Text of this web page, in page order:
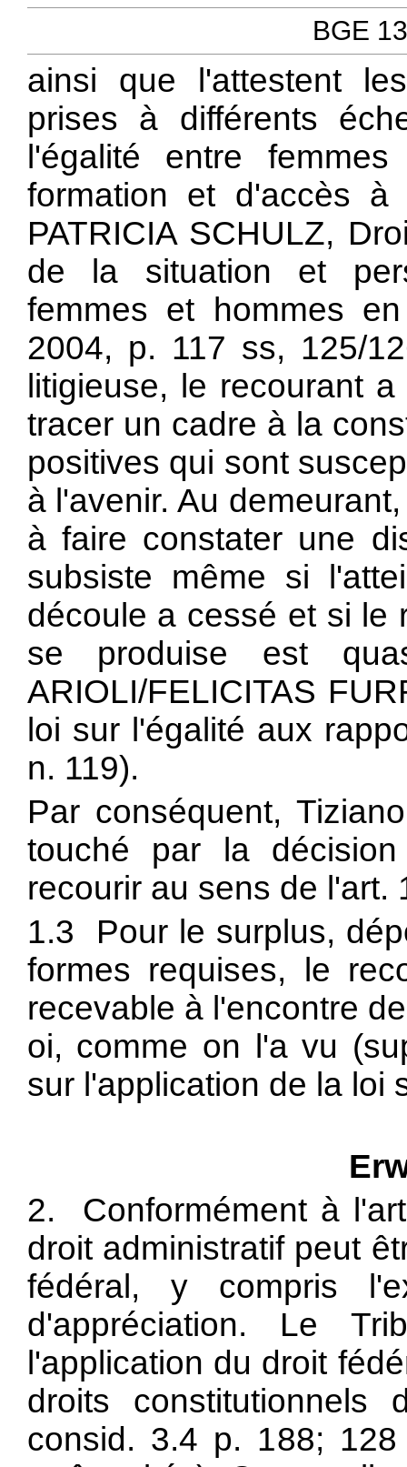
BGE
ainsi que l'attestent
prises à différents
l'égalité entre
formation et d'accès à
PATRICIA SCHULZ,
de la situation et
femmes et hommes
2004, p. 117 ss, 125/
litigieuse, le recourant
tracer un cadre à la
positives qui sont
à l'avenir. Au
à faire constater une
subsiste même si
découle a cessé et si le
se produise est
ARIOLI/FELICITAS
loi sur l'égalité aux
n. 119).
Par conséquent,
touché par la
recourir au sens de l'art.
1.3 Pour le surplus,
formes requises, le
recevable à l'encontre
oi, comme on l'a vu
sur l'application de la loi
2. Conformément à
droit administratif peut
fédéral, y compris
d'appréciation. Le
l'application du droit
droits
consid. 3.4 p. 188;